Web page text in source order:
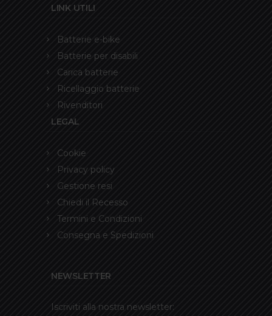
LINK UTILI
Batterie e-bike
Batterie per disabili
Carica batterie
Ricellaggio batterie
Rivenditori
LEGAL
Cookie
Privacy policy
Gestione resi
Chiedi il Recesso
Termini e Condizioni
Consegna e Spedizioni
NEWSLETTER
Iscriviti alla nostra newsletter: